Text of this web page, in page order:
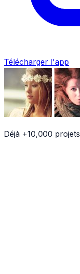
Télécharger l'app
Déjà +10,000 projets